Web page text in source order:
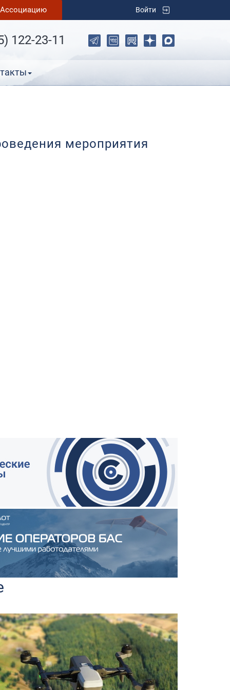
Ассоциацию Войти
122-23-11
мероприятия
Новости